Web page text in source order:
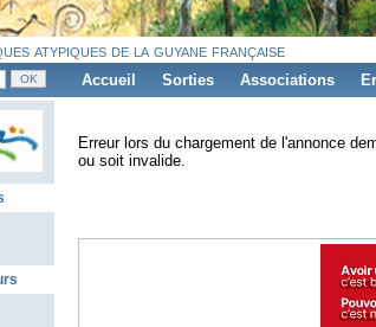
atypiques de la guyane française
Accueil Sorties Associations
Erreur lors du chargement de l'annonce
ou soit invalide.